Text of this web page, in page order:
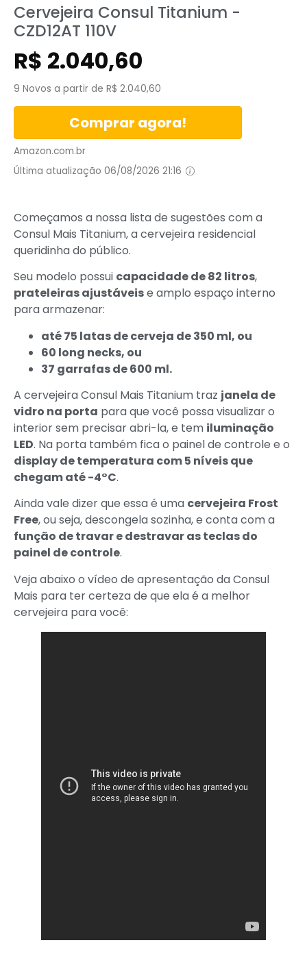
Cervejeira Consul Titanium -
CZD12AT 110V
R$ 2.040,60
9 Novos a partir de R$ 2.040,60
Comprar agora!
Amazon.com.br
Última atualização 06/08/2026 21:16
Começamos a nossa lista de sugestões com a
Consul Mais Titanium, a cervejeira residencial
queridinha do público.
Seu modelo possui capacidade de 82 litros,
prateleiras ajustáveise amplo espaço interno
para armazenar:
até 75 latas de cerveja de 350 ml, ou
60 long necks, ou
37 garrafas de 600 ml.
A cervejeira Consul Mais Titanium traz janela de
vidro na porta para que você possa visualizar o
interior sem precisar abri-la, e tem iluminação
LED. Na porta também fica o painel de controle e o
display de temperatura com 5 níveis que
chegam até -4°C.
Ainda vale dizer que essa é uma cervejeira Frost
Free, ou seja, descongela sozinha, e conta com a
função de travar e destravar as teclas do
painel de controle.
Veja abaixo o vídeo de apresentação da Consul
Mais para ter certeza de que ela é a melhor
cervejeira para você: